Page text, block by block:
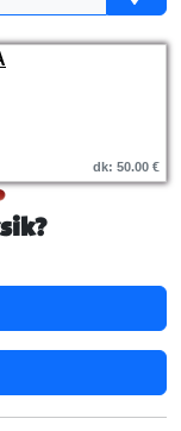
dk: 50.00 €